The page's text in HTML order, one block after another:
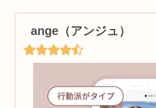
ange（アンジュ）